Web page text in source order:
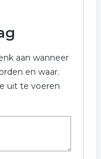
aan wanneer
en waar.
uit te voeren